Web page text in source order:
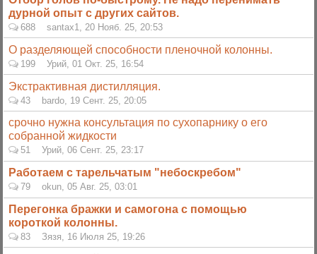
дурной опыт с других сайтов.
688 santax1, 20 Нояб. 25, 20:53
О разделяющей способности пленочной колонны.
199 Урий, 01 Окт. 25, 16:54
Экстрактивная дистилляция.
43 bardo, 19 Сент. 25, 20:05
срочно нужна консультация по сухопарнику о его
собранной жидкости
51 Урий, 06 Сент. 25, 23:17
Работаем с тарельчатым "небоскребом"
79 okun, 05 Авг. 25, 03:01
Перегонка бражки и самогона с помощью
короткой колонны.
83 Зязя 16 Июля 25, 19:26